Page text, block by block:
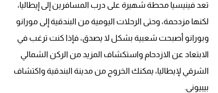
تعد فينيسيا محطة شهيرة على درب المسافرين إلى إيطاليا،
لكنها مزدحمة، وحتى الرحلات اليومية من البندقية إلى مورانو
وبورانو أصبحت شعبية بشكل لا يصدق، فإذا كنت ترغب في
الابتعاد عن الازدحام واستكشاف المزيد من الركن الشمالي
الشرقي لإيطاليا، يمكنك الخروج من مدينة البندقية واكتشاف
بيبيوني.